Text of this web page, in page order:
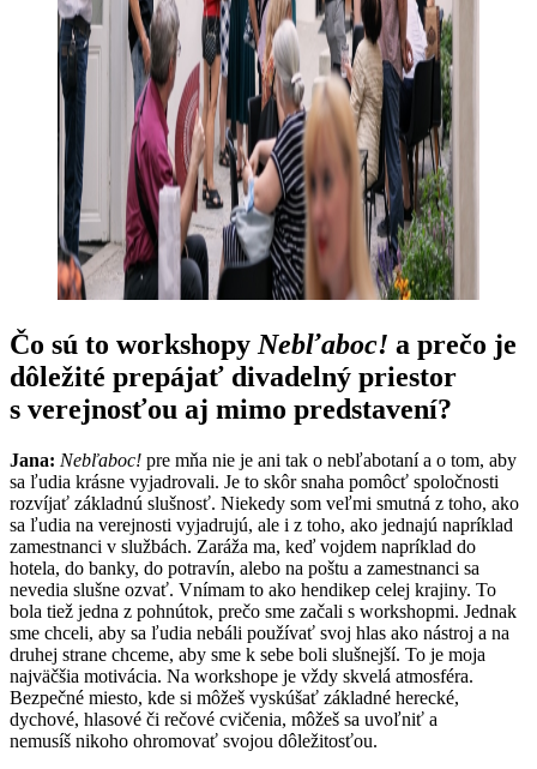
Čo sú to workshopy Nebľaboc! a prečo je
dôležité prepájať divadelný priestor
s verejnosťou aj mimo predstavení?
Jana: Nebľaboc! pre mňa nie je ani tak o nebľabotaní a o tom, aby
sa ľudia krásne vyjadrovali. Je to skôr snaha pomôcť spoločnosti
rozvíjať základnú slušnosť. Niekedy som veľmi smutná z toho, ako
sa ľudia na verejnosti vyjadrujú, ale i z toho, ako jednajú napríklad
zamestnanci v službách. Zaráža ma, keď vojdem napríklad do
hotela, do banky, do potravín, alebo na poštu a zamestnanci sa
nevedia slušne ozvať. Vnímam to ako hendikep celej krajiny. To
bola tiež jedna z pohnútok, prečo sme začali s workshopmi. Jednak
sme chceli, aby sa ľudia nebáli používať svoj hlas ako nástroj a na
druhej strane chceme, aby sme k sebe boli slušnejší. To je moja
najväčšia motivácia. Na workshope je vždy skvelá atmosféra.
Bezpečné miesto, kde si môžeš vyskúšať základné herecké,
dychové, hlasové či rečové cvičenia, môžeš sa uvoľniť a
nemusíš nikoho ohromovať svojou dôležitosťou.